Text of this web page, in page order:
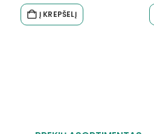
Į KREPŠELĮ